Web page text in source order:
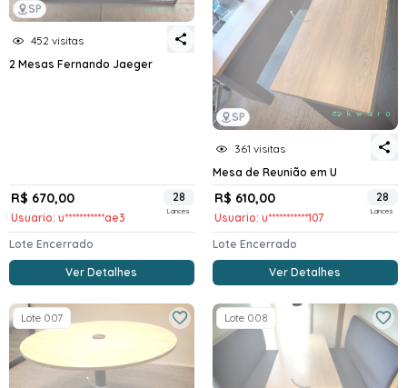
SP
452 visitas
2 Mesas Fernando Jaeger
R$ 670,00
Usuario: u***********ae3
28
Lances
Lote Encerrado
Ver Detalhes
SP
361 visitas
Mesa de Reunião em U
R$ 610,00
Usuario: u***********107
28
Lances
Lote Encerrado
Ver Detalhes
Lote 007 Lote 008